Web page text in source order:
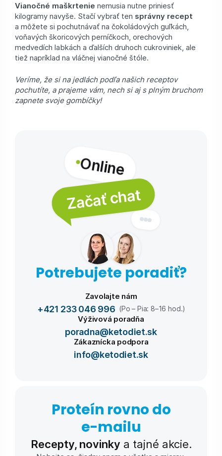
Vianočné maškrtenie nemusia nutne priniesť
kilogramy navyše. Stačí vybrať ten správny recept
a môžete si pochutnávať na čokoládových guľkách,
voňavých škoricových perníčkoch, orechových
medvedích labkách a ďalších druhoch cukroviniek, ale
tiež napríklad na vláčnej vianočné štóle.
Veríme, že si na jedlách podľa našich receptov
pochutíte, a prajeme vám, nech si aj s plným bruchom
zapnete svoje gombíčky!
Online
Začať chat
Potrebujete poradiť?
Zavolajte nám
+421 233 046 996 (Po – Pia: 8–16 hod.)
Výživová poradňa
poradna@ketodiet.sk
Zákaznícka podpora
info@ketodiet.sk
Proteín rovno do
e-⁠mailu
Recepty, novinky a tajné akcie.